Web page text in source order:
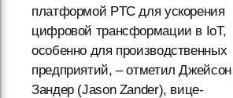
платформой PTC для ускорения
цифровой трансформации в IoT,
особенно для производственных
предприятий, – отметил Джейсон
Зандер (Jason Zander), вице-